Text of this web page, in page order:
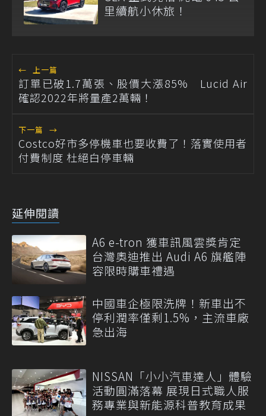
里續航小休旅！
← 上一篇
訂單已破1.7萬張、股價大漲85% Lucid Air
確認2022年將量產2萬輛！
下一篇 →
Costco好市多停機車也要收費了！落實使用者
付費制度 杜絕白停車輛
延伸閱讀
A6 e-tron 獲車訊風雲獎肯定
台灣奧迪推出 Audi A6 旗艦陣
容限時購車禮遇
中國車企極限洗牌！新車出不
停利潤率僅剩1.5%，主流車廠
急出海
NISSAN「小小汽車達人」體驗
活動圓滿落幕 展現日式職人服
務專業與新能源科普教育成果